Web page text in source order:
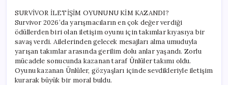
SURVİVOR İLETİŞİM OYUNUNU KİM KAZANDI?
Survivor 2026’da yarışmacıların en çok değer verdiği
ödüllerden biri olan iletişim oyunu için takımlar kıyasıya bir
savaş verdi. Ailelerinden gelecek mesajları alma umuduyla
yarışan takımlar arasında gerilim dolu anlar yaşandı. Zorlu
mücadele sonucunda kazanan taraf Ünlüler takımı oldu.
Oyunu kazanan Ünlüler, gözyaşları içinde sevdikleriyle iletişim
kurarak büyük bir moral buldu.